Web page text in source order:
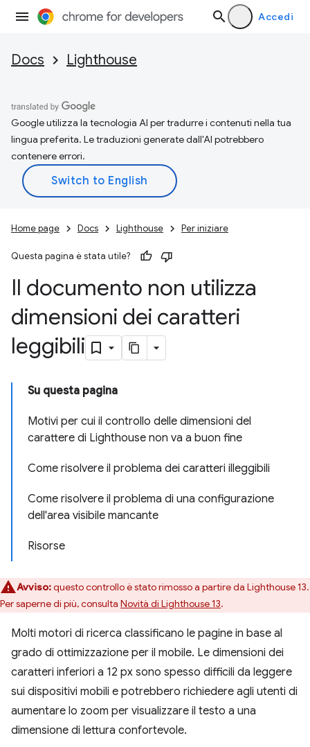
Accedi
Docs Lighthouse
Google utilizza la tecnologia AI per tradurre i contenuti nella tua
lingua preferita. Le traduzioni generate dall'AI potrebbero
contenere errori.
Home page Docs Lighthouse Per iniziare
Questa pagina è stata utile?
Il documento non utilizza
dimensioni dei caratteri
leggibili
Su questa pagina
Motivi per cui il controllo delle dimensioni del
carattere di Lighthouse non va a buon fine
Come risolvere il problema dei caratteri illeggibili
Come risolvere il problema di una configurazione
dell'area visibile mancante
Risorse
Avviso:questo controllo è stato rimosso a partire da Lighthouse 13.
Per saperne di più, consulta Novità di Lighthouse 13.
Molti motori di ricerca classificano le pagine in base al
grado di ottimizzazione per il mobile. Le dimensioni dei
caratteri inferiori a 12 px sono spesso difficili da leggere
sui dispositivi mobili e potrebbero richiedere agli utenti di
aumentare lo zoom per visualizzare il testo a una
dimensione di lettura confortevole.